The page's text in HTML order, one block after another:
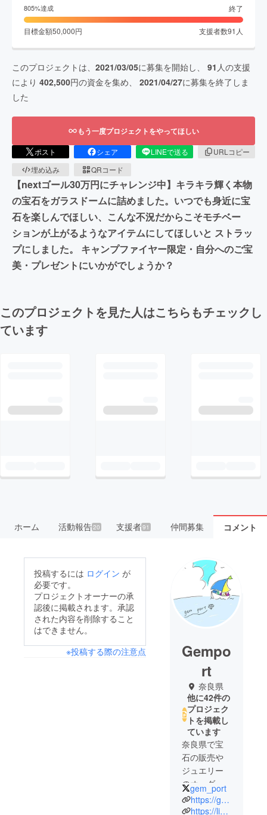
805%達成 終了
目標金額50,000円 支援者数91 人
このプロジェクトは、 2021/03/05に募集を開始し、 91 人の支援
により 402,500円の資金を集め、 2021/04/27に募集を終了しま
した
もう一度プロジェクトをやってほしい
ポスト シェア LINEで送る
URLコピー
埋め込み
QRコード
【nextゴール30万円にチャレンジ中】キラキラ輝く本物
の宝石をガラスドームに詰めました。いつでも身近に宝
石を楽しんでほしい、こんな不況だからこそモチベー
ションが上がるようなアイテムにしてほしいと ストラッ
プにしました。 キャンプファイヤー限定・自分へのご宝
美・プレゼントにいかがでしょうか？
このプロジェクトを見た人はこちらもチェックし
ています
ホーム 活動報告20 支援者91 仲間募集 コメント
投稿するには ログイン が
必要です。
プロジェクトオーナーの承
認後に掲載されます。承認
された内容を削除すること
はできません。
※投稿する際の注意点
Gempo
rt
奈良県
他に42件の
プロジェク
トを掲載し
ています
奈良県で宝
石の販売や
ジュエリー
のオーダー
やリメイ
ク・リ
gem_port
https://gem-port.jimdosite.com/
https://lin.ee/DnmumZ0